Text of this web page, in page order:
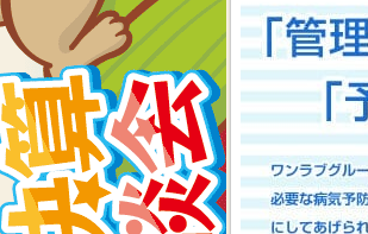
2026-07-17
【Meet
7/18～8/2